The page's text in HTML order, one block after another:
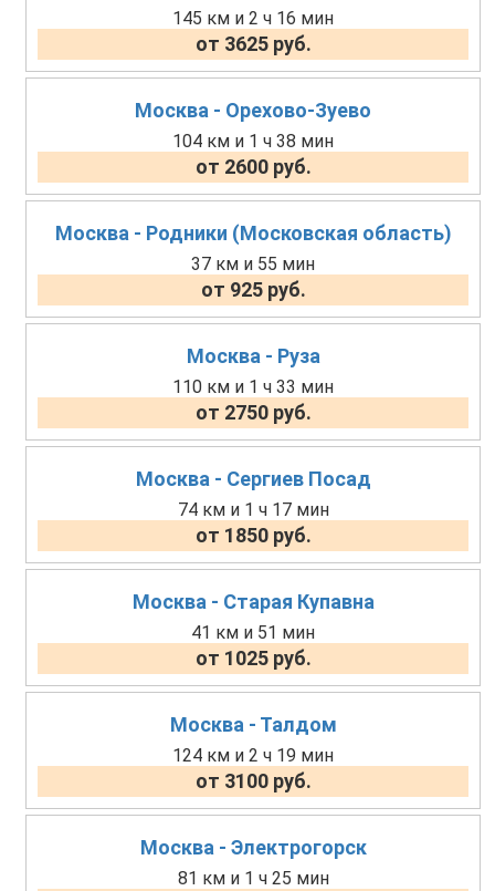
145 км и 2 ч 16 мин
от 3625 руб.
Москва - Орехово-Зуево
104 км и 1 ч 38 мин
от 2600 руб.
Москва - Родники (Московская область)
37 км и 55 мин
от 925 руб.
Москва - Руза
110 км и 1 ч 33 мин
от 2750 руб.
Москва - Сергиев Посад
74 км и 1 ч 17 мин
от 1850 руб.
Москва - Старая Купавна
41 км и 51 мин
от 1025 руб.
Москва - Талдом
124 км и 2 ч 19 мин
от 3100 руб.
Москва - Электрогорск
81 км и 1 ч 25 мин